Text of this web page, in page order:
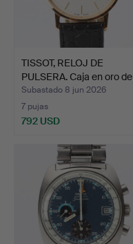
TISSOT, RELOJ DE
PULSERA. Caja en oro de
1…
Subastado 8 jun 2026
7 pujas
792 USD